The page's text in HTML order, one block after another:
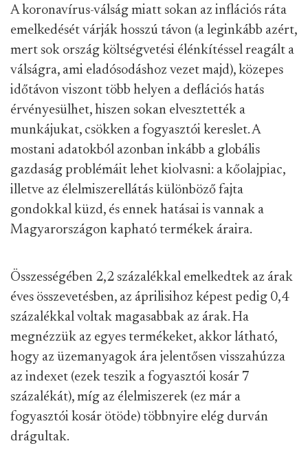
A koronavírus-válság miatt sokan az inflációs ráta
emelkedését várják hosszú távon (a leginkább azért,
mert sok ország költségvetési élénkítéssel reagált a
válságra, ami eladósodáshoz vezet majd), közepes
időtávon viszont több helyen a deflációs hatás
érvényesülhet, hiszen sokan elvesztették a
munkájukat, csökken a fogyasztói kereslet. A
mostani adatokból azonban inkább a globális
gazdaság problémáit lehet kiolvasni: a kőolajpiac,
illetve az élelmiszerellátás különböző fajta
gondokkal küzd, és ennek hatásai is vannak a
Magyarországon kapható termékek áraira.
Összességében 2,2 százalékkal emelkedtek az árak
éves összevetésben, az áprilisihoz képest pedig 0,4
százalékkal voltak magasabbak az árak. Ha
megnézzük az egyes termékeket, akkor látható,
hogy az üzemanyagok ára jelentősen visszahúzza
az indexet (ezek teszik a fogyasztói kosár 7
százalékát), míg az élelmiszerek (ez már a
fogyasztói kosár ötöde) többnyire elég durván
drágultak.